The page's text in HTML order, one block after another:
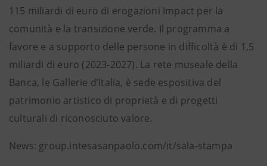
115 miliardi di euro di erogazioni Impact per la
comunità e la transizione verde. Il programma a
favore e a supporto delle persone in difficoltà è di 1,5
miliardi di euro (2023-2027). La rete museale della
Banca, le Gallerie d’Italia, è sede espositiva del
patrimonio artistico di proprietà e di progetti
culturali di riconosciuto valore.
News: group.intesasanpaolo.com/it/sala-stampa